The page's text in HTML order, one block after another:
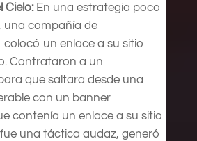
Cielo:En una estrategia poco
una compañía de
un enlace a su sitio
Contrataron a un
que saltara desde una
con un banner
contenía un enlace a su sitio
una táctica audaz, generó